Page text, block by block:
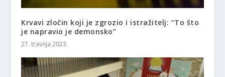
Krvavi zločin koji je zgrozio i istražitelj: “To što
je napravio je demonsko”
27. travnja 2023.